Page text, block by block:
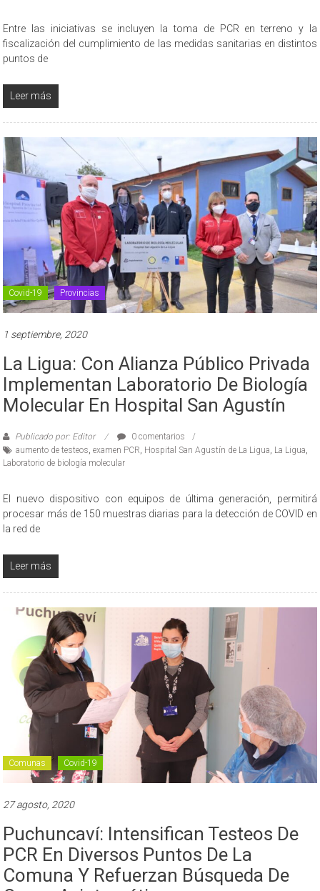
Entre las iniciativas se incluyen la toma de PCR en terreno y la
fiscalización del cumplimiento de las medidas sanitarias en distintos
puntos de
Leer más
Covid-19 Provincias
1 septiembre, 2020
La Ligua: Con Alianza Público Privada
Implementan Laboratorio De Biología
Molecular En Hospital San Agustín
Publicado por: Editor
0 comentarios
aumento de testeos,examen PCR, Hospital San Agustín de La Ligua, La Ligua,
Laboratorio de biología molecular
El nuevo dispositivo con equipos de última generación, permitirá
procesar más de 150 muestras diarias para la detección de COVID en
la red de
Leer más
Comunas Covid-19
27 agosto, 2020
Puchuncaví: Intensifican Testeos De
PCR En Diversos Puntos De La
Comuna Y Refuerzan Búsqueda De